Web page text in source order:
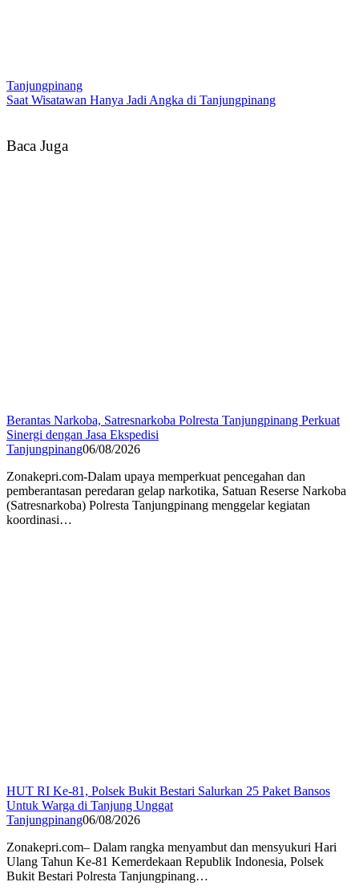
Tanjungpinang
Saat Wisatawan Hanya Jadi Angka di Tanjungpinang
Baca Juga
Berantas Narkoba, Satresnarkoba Polresta Tanjungpinang Perkuat
Sinergi dengan Jasa Ekspedisi
Tanjungpinang06/08/2026
Zonakepri.com-Dalam upaya memperkuat pencegahan dan
pemberantasan peredaran gelap narkotika, Satuan Reserse Narkoba
(Satresnarkoba) Polresta Tanjungpinang menggelar kegiatan
koordinasi…
HUT RI Ke-81, Polsek Bukit Bestari Salurkan 25 Paket Bansos
Untuk Warga di Tanjung Unggat
Tanjungpinang06/08/2026
Zonakepri.com– Dalam rangka menyambut dan mensyukuri Hari
Ulang Tahun Ke-81 Kemerdekaan Republik Indonesia, Polsek
Bukit Bestari Polresta Tanjungpinang…